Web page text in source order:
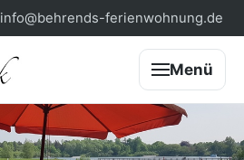
info@behrends-ferienwohnung.de
Menü